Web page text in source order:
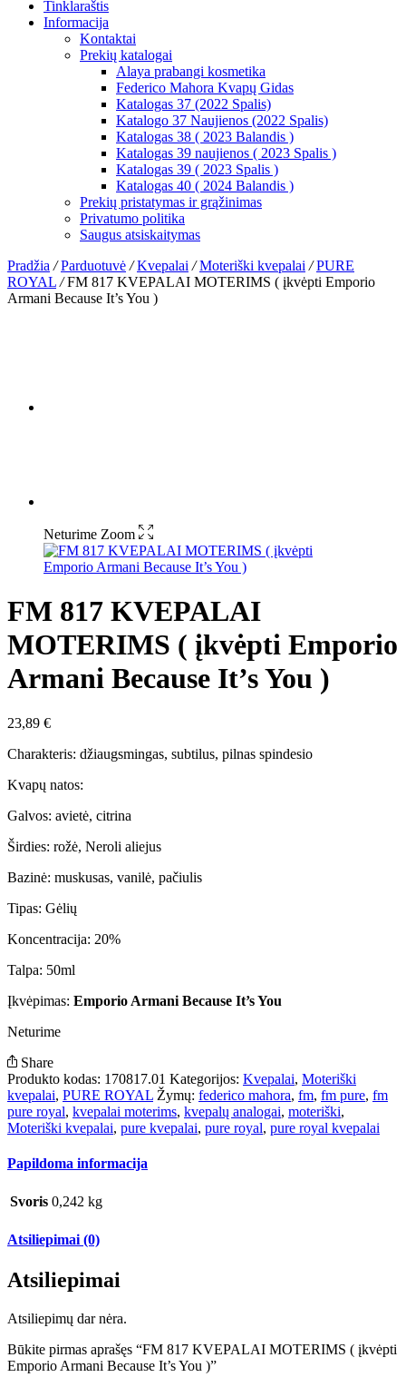
Tinklaraštis
Informacija
Kontaktai
Prekių katalogai
Alaya prabangi kosmetika
Federico Mahora Kvapų Gidas
Katalogas 37 (2022 Spalis)
Katalogo 37 Naujienos (2022 Spalis)
Katalogas 38 ( 2023 Balandis )
Katalogas 39 naujienos ( 2023 Spalis )
Katalogas 39 ( 2023 Spalis )
Katalogas 40 ( 2024 Balandis )
Prekių pristatymas ir grąžinimas
Privatumo politika
Saugus atsiskaitymas
Pradžia / Parduotuvė / Kvepalai / Moteriški kvepalai / PURE
ROYAL /FM 817 KVEPALAI MOTERIMS ( įkvėpti Emporio
Armani Because It’s You )
Neturime Zoom
FM 817 KVEPALAI
MOTERIMS ( įkvėpti Emporio
Armani Because It’s You )
23,89 €
Charakteris: džiaugsmingas, subtilus, pilnas spindesio
Kvapų natos:
Galvos: avietė, citrina
Širdies: rožė, Neroli aliejus
Bazinė: muskusas, vanilė, pačiulis
Tipas: Gėlių
Koncentracija: 20%
Talpa: 50ml
Įkvėpimas: Emporio Armani Because It’s You
Neturime
Share
Produkto kodas: 170817.01 Kategorijos: Kvepalai, Moteriški
kvepalai, PURE ROYAL Žymų: federico mahora, fm, fm pure, fm
pure royal, kvepalai moterims, kvepalų analogai, moteriški,
Moteriški kvepalai, pure kvepalai, pure royal, pure royal kvepalai
Papildoma informacija
Svoris 0,242 kg
Atsiliepimai (0)
Atsiliepimai
Atsiliepimų dar nėra.
Būkite pirmas aprašęs “FM 817 KVEPALAI MOTERIMS ( įkvėpti
Emporio Armani Because It’s You )”